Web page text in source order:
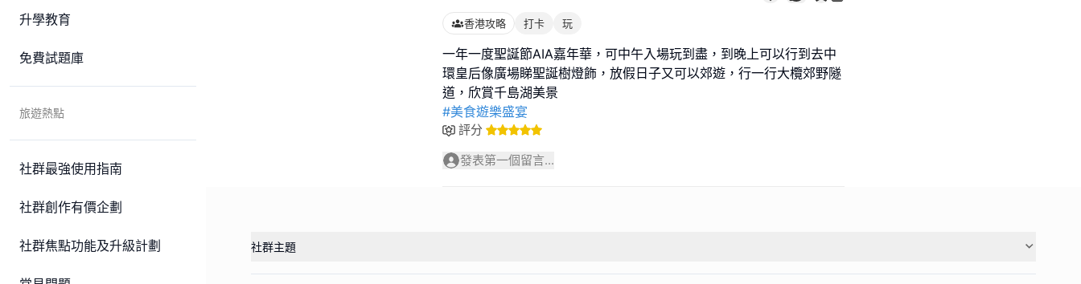
升學教育
免費試題庫
旅遊熱點
社群最強使用指南
社群創作有價企劃
社群焦點功能及升級計劃
香港攻略 打卡 玩
一年一度聖誕節AIA嘉年華，可中午入場玩到盡，到晚上可以行到去中
環皇后像廣場睇聖誕樹燈飾，放假日子又可以郊遊，行一行大欖郊野隧
#美食遊樂盛宴
評分
發表第一個留言...
社群主題